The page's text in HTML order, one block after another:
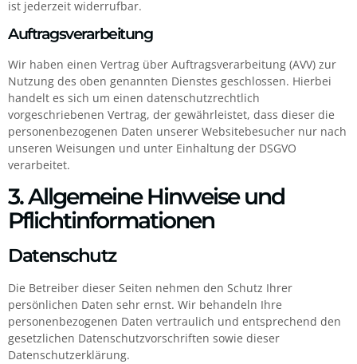
ist jederzeit widerrufbar.
Auftragsverarbeitung
Wir haben einen Vertrag über Auftragsverarbeitung (AVV) zur
Nutzung des oben genannten Dienstes geschlossen. Hierbei
handelt es sich um einen datenschutzrechtlich
vorgeschriebenen Vertrag, der gewährleistet, dass dieser die
personenbezogenen Daten unserer Websitebesucher nur nach
unseren Weisungen und unter Einhaltung der DSGVO
verarbeitet.
3. Allgemeine Hinweise und
Pflicht­informationen
Datenschutz
Die Betreiber dieser Seiten nehmen den Schutz Ihrer
persönlichen Daten sehr ernst. Wir behandeln Ihre
personenbezogenen Daten vertraulich und entsprechend den
gesetzlichen Datenschutzvorschriften sowie dieser
Datenschutzerklärung.